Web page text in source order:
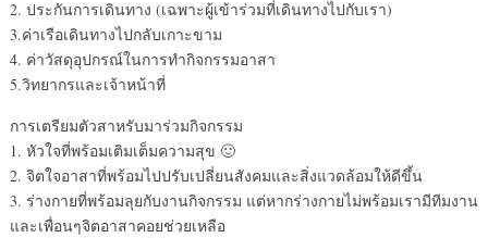
2. ประกันการเดินทาง (เฉพาะผู้เข้าร่วมที่เดินทางไปกับเรา)
3.ค่าเรือเดินทางไปกลับเกาะขาม
4. ค่าวัสดุอุปกรณ์ในการทำกิจกรรมอาสา
5.วิทยากรและเจ้าหน้าที่
การเตรียมตัวสาหรับมาร่วมกิจกรรม
1. หัวใจที่พร้อมเติมเต็มความสุข 🙂
2. จิตใจอาสาที่พร้อมไปปรับเปลี่ยนสังคมและสิ่งแวดล้อมให้ดีขึ้น
3. ร่างกายที่พร้อมลุยกับงานกิจกรรม แต่หากร่างกายไม่พร้อมเรามีทีมงาน
และเพื่อนๆจิตอาสาคอยช่วยเหลือ